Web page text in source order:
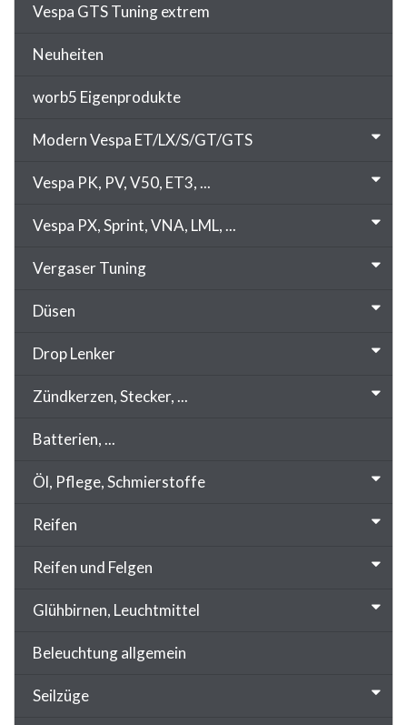
Vespa GTS Tuning extrem
Neuheiten
worb5 Eigenprodukte
Modern Vespa ET/LX/S/GT/GTS
Vespa PK, PV, V50, ET3, ...
Vespa PX, Sprint, VNA, LML, ...
Vergaser Tuning
Düsen
Drop Lenker
Zündkerzen, Stecker, ...
Batterien, ...
Öl, Pflege, Schmierstoffe
Reifen
Reifen und Felgen
Glühbirnen, Leuchtmittel
Beleuchtung allgemein
Seilzüge